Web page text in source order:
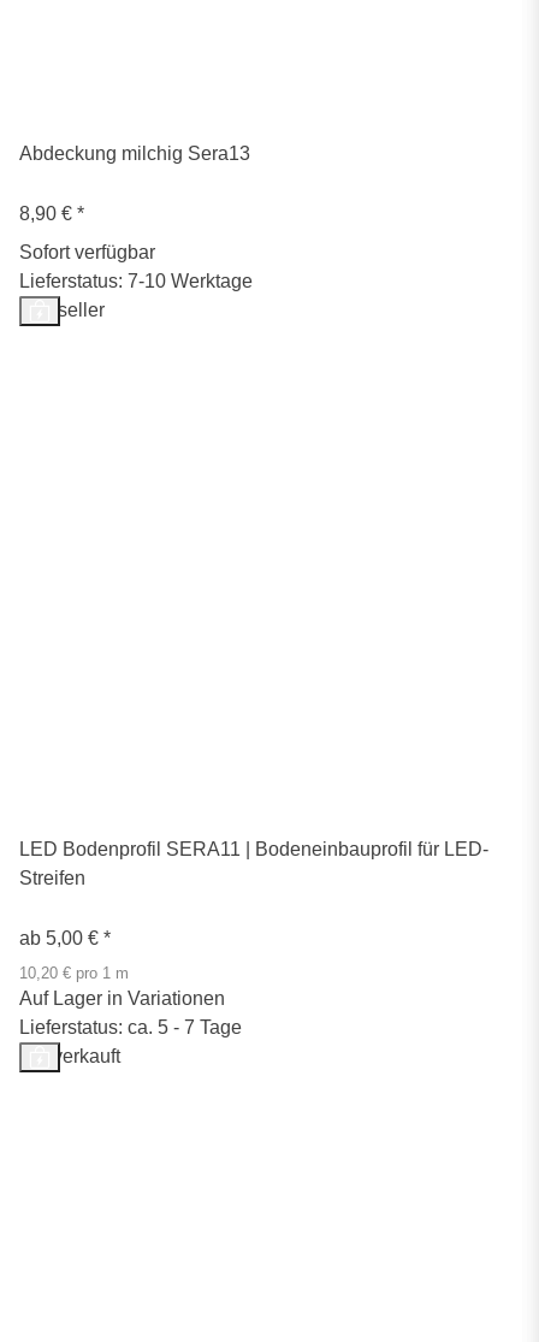
Abdeckung milchig Sera13
8,90 € *
Sofort verfügbar
Lieferstatus: 7-10 Werktage
Bestseller
LED Bodenprofil SERA11 | Bodeneinbauprofil für LED-
Streifen
ab 5,00 € *
10,20 € pro 1 m
Auf Lager in Variationen
Lieferstatus: ca. 5 - 7 Tage
Ausverkauft